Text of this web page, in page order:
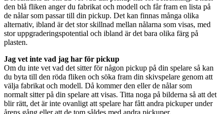
den blå fliken anger du fabrikat och modell och får fram en lista på
de nålar som passar till din pickup. Det kan finnas många olika
alternativ, ibland är det stor skillnad mellan nålarna som visas, med
stor uppgraderingspotential och ibland är det bara olika färg på
plasten.
Jag vet inte vad jag har för pickup
Om du inte vet vad det sitter för någon pickup på din spelare så kan
du byta till den röda fliken och söka fram din skivspelare genom att
välja fabrikat och modell. Då kommer den eller de nålar som
normalt sitter på din spelare att visas. Titta noga på bilderna så att det
blir rätt, det är inte ovanligt att spelare har fått andra pickuper under
årens gång eller att de tom såldes med andra pickuper.